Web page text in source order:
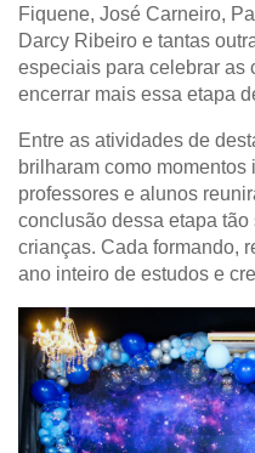
Fiquene, José Carneiro,
Darcy Ribeiro e tantas
especiais para celebrar as
encerrar mais essa etapa
Entre as atividades de
brilharam como momentos
professores e alunos
conclusão dessa etapa
crianças. Cada formando,
ano inteiro de estudos e